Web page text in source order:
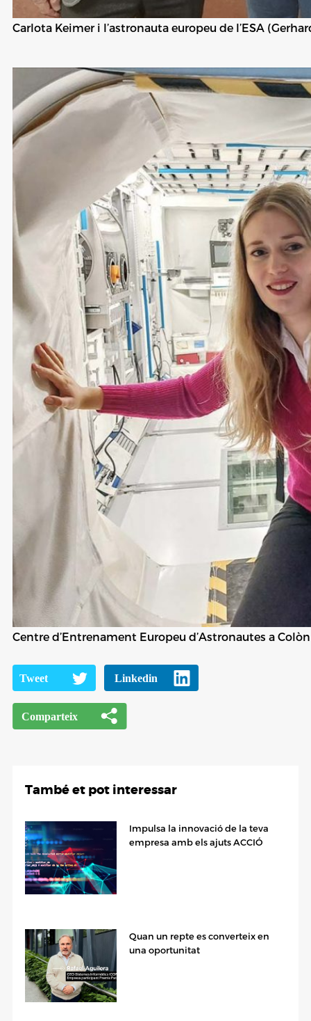
Carlota Keimer i l’astronauta europeu de l’ESA
Centre d’Entrenament Europeu d’Astronautes a
També et pot interessar
Impulsa la innovació de la teva
empresa amb els ajuts ACCIÓ
Quan un repte es converteix en
una oportunitat